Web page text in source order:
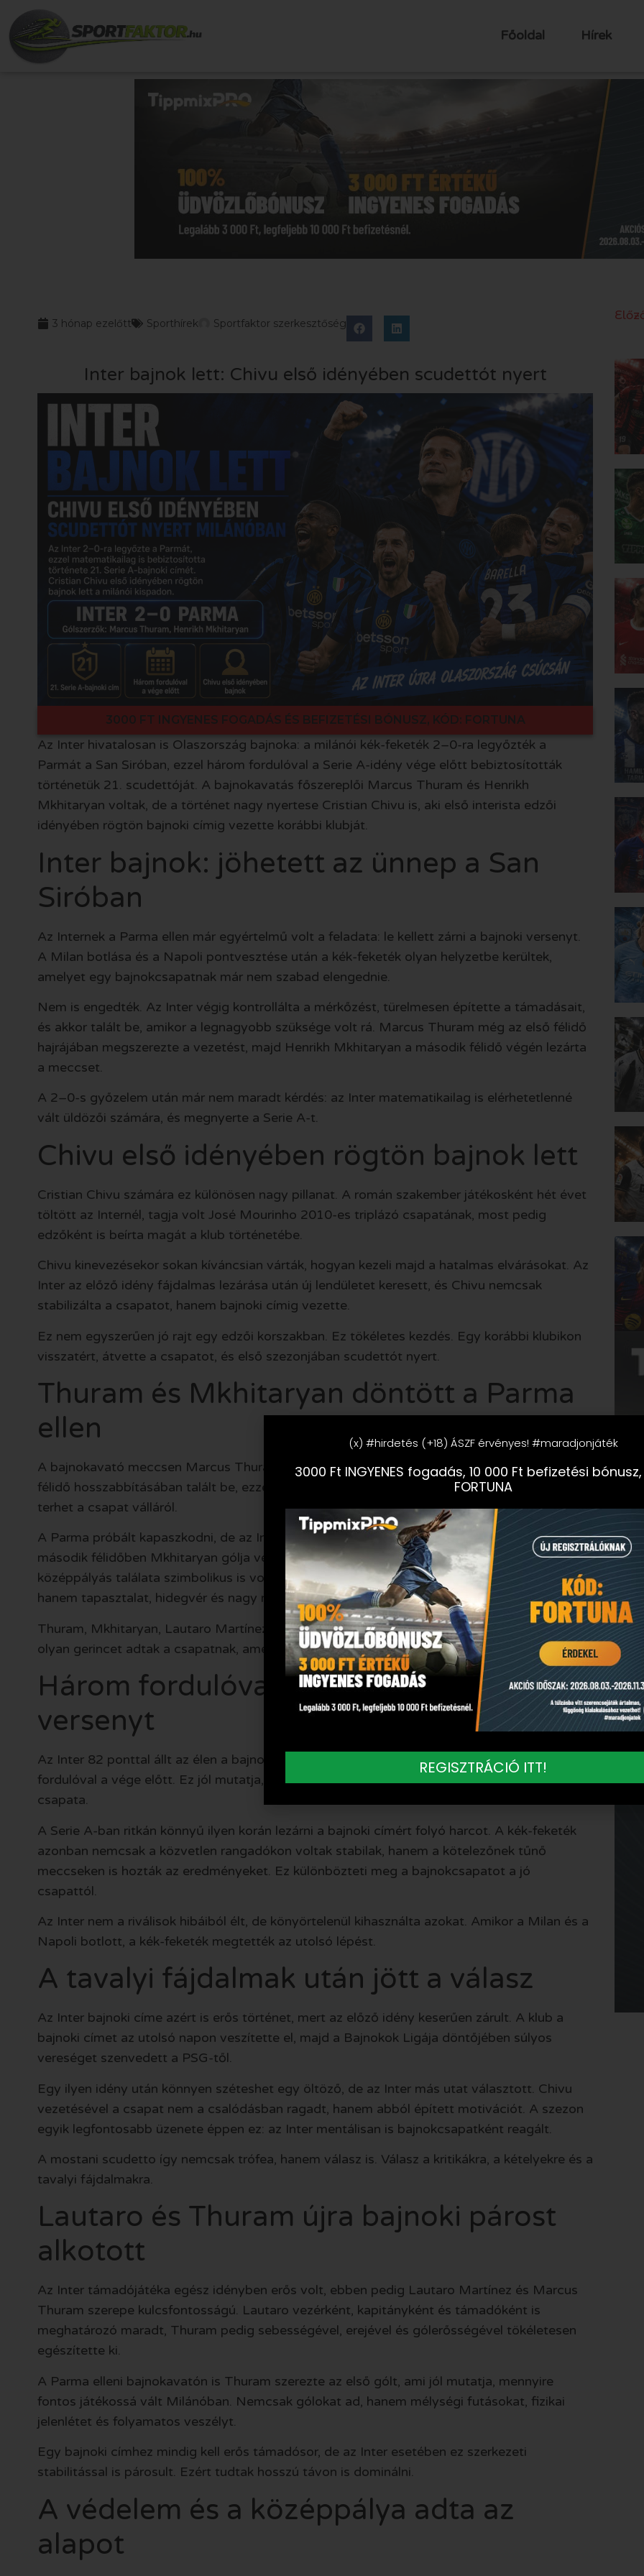
Főoldal Hírek
3 hónap ezelőtt Sporthírek Sportfaktor szerkesztőség
3000 FT INGYENES FOGADÁS ÉS BEFIZETÉSI BÓNUSZ, KÓD: FORTUNA
Inter bajnok lett: Chivu első idényében scudettót nyert
Az Inter hivatalosan is Olaszország bajnoka: a milánói kék-feketék 2–0-ra legyőzték a
Parmát a San Siróban, ezzel három fordulóval a Serie A-idény vége előtt bebiztosították
történetük 21. scudettóját. A bajnokavatás főszereplői Marcus Thuram és Henrikh
Mkhitaryan voltak, de a történet nagy nyertese Cristian Chivu is, aki első interista edzői
idényében rögtön bajnoki címig vezette korábbi klubját.
Inter bajnok: jöhetett az ünnep a San
Siróban
Az Internek a Parma ellen már egyértelmű volt a feladata: le kellett zárni a bajnoki versenyt.
A Milan botlása és a Napoli pontvesztése után a kék-feketék olyan helyzetbe kerültek,
amelyet egy bajnokcsapatnak már nem szabad elengednie.
Nem is engedték. Az Inter végig kontrollálta a mérkőzést, türelmesen építette a támadásait,
és akkor talált be, amikor a legnagyobb szüksége volt rá. Marcus Thuram még az első félidő
hajrájában megszerezte a vezetést, majd Henrikh Mkhitaryan a második félidő végén lezárta
a meccset.
A 2–0-s győzelem után már nem maradt kérdés: az Inter matematikailag is elérhetetlenné
vált üldözői számára, és megnyerte a Serie A-t.
Chivu első idényében rögtön bajnok lett
Cristian Chivu számára ez különösen nagy pillanat. A román szakember játékosként hét évet
töltött az Internél, tagja volt José Mourinho 2010-es triplázó csapatának, most pedig
edzőként is beírta magát a klub történetébe.
Chivu kinevezésekor sokan kíváncsian várták, hogyan kezeli majd a hatalmas elvárásokat. Az
Inter az előző idény fájdalmas lezárása után új lendületet keresett, és Chivu nemcsak
stabilizálta a csapatot, hanem bajnoki címig vezette.
Ez nem egyszerűen jó rajt egy edzői korszakban. Ez tökéletes kezdés. Egy korábbi klubikon
visszatért, átvette a csapatot, és első szezonjában scudettót nyert.
Thuram és Mkhitaryan döntött a Parma
ellen
A bajnokavató meccsen Marcus Thuram adta meg az alaphangot. A francia támadó az első
félidő hosszabbításában talált be, ezzel felszabadította a San Sirót, és levette a legnagyobb
terhet a csapat válláról.
A Parma próbált kapaszkodni, de az Inter érettebb, erősebb és szervezettebb volt. A
második félidőben Mkhitaryan gólja végleg eldöntötte a találkozót. A rutinos örmény
középpályás találata szimbolikus is volt: az Inter bajnoki címét nemcsak fiatal lendület,
hanem tapasztalat, hidegvér és nagy meccseken edzett karakter hozta össze.
Thuram, Mkhitaryan, Lautaro Martínez, Barella, Calhanoglu és a védelem vezérei együtt
olyan gerincet adtak a csapatnak, amely egész szezonban bajnoki szintet képviselt.
Három fordulóval a vége előtt lezárták a
versenyt
Az Inter 82 ponttal állt az élen a bajnokavatás után, 12 pontos előnnyel a Napoli előtt, három
fordulóval a vége előtt. Ez jól mutatja, mennyire erős és kiegyensúlyozott idényt futott Chivu
csapata.
A Serie A-ban ritkán könnyű ilyen korán lezárni a bajnoki címért folyó harcot. A kék-feketék
azonban nemcsak a közvetlen rangadókon voltak stabilak, hanem a kötelezőnek tűnő
meccseken is hozták az eredményeket. Ez különbözteti meg a bajnokcsapatot a jó
csapattól.
Az Inter nem a riválisok hibáiból élt, de könyörtelenül kihasználta azokat. Amikor a Milan és a
Napoli botlott, a kék-feketék megtették az utolsó lépést.
A tavalyi fájdalmak után jött a válasz
Az Inter bajnoki címe azért is erős történet, mert az előző idény keserűen zárult. A klub a
bajnoki címet az utolsó napon veszítette el, majd a Bajnokok Ligája döntőjében súlyos
vereséget szenvedett a PSG-től.
Egy ilyen idény után könnyen széteshet egy öltöző, de az Inter más utat választott. Chivu
vezetésével a csapat nem a csalódásban ragadt, hanem abból épített motivációt. A szezon
egyik legfontosabb üzenete éppen ez: az Inter mentálisan is bajnokcsapatként reagált.
A mostani scudetto így nemcsak trófea, hanem válasz is. Válasz a kritikákra, a kételyekre és a
tavalyi fájdalmakra.
Lautaro és Thuram újra bajnoki párost
alkotott
Az Inter támadójátéka egész idényben erős volt, ebben pedig Lautaro Martínez és Marcus
Thuram szerepe kulcsfontosságú. Lautaro vezérként, kapitányként és támadóként is
meghatározó maradt, Thuram pedig sebességével, erejével és gólerősségével tökéletesen
egészítette ki.
A Parma elleni bajnokavatón is Thuram szerezte az első gólt, ami jól mutatja, mennyire
fontos játékossá vált Milánóban. Nemcsak gólokat ad, hanem mélységi futásokat, fizikai
jelenlétet és folyamatos veszélyt.
Egy bajnoki címhez mindig kell erős támadósor, de az Inter esetében ez szerkezeti
stabilitással is párosult. Ezért tudtak hosszú távon is dominálni.
A védelem és a középpálya adta az
alapot
(x) #hirdetés (+18) ÁSZF érvényes! #maradjonjáték
3000 Ft INGYENES fogadás, 10 000 Ft befizetési
FORTUNA
REGISZTRÁCIÓ ITT!